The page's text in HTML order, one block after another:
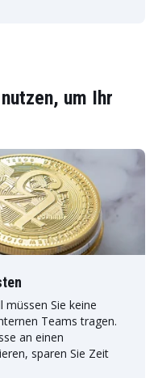
um Ihr
müssen Sie keine
Teams tragen.
an einen
sparen Sie Zeit